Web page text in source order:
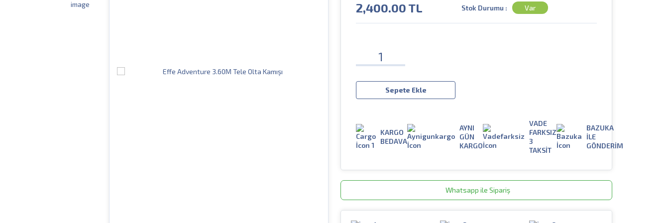
2,400.00 TL Stok Durumu : Var
Sepete Ekle
KARGO
BEDAVA
AYNI
GÜN
KARGO
VADE
FARKSIZ
3
TAKSİT
BAZUKA
İLE
GÖNDERİM
Whatsapp ile Sipariş